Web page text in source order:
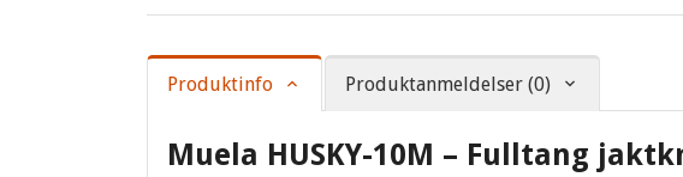
Produktinfo Produktanmeldelser (0)
Muela HUSKY-10M – Fulltang